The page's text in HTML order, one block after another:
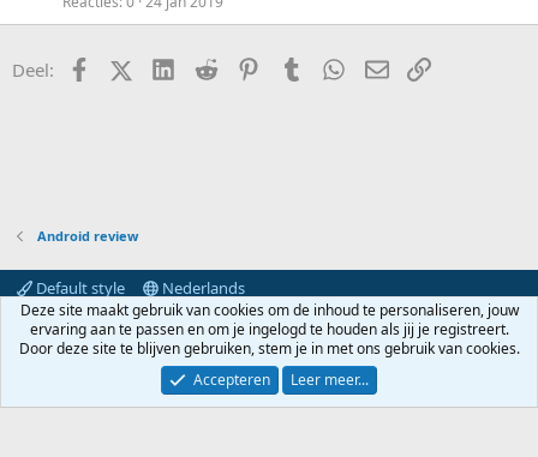
l
Deel: FacebookX (Twitter)LinkedIn
Reddit PinterestTumblr WhatsApp
E-mailkoppeling
Android review
Default style
Nederlands
Contact
Voorwaarden en regels Privacybeleid
Help
Hoofdpagina
R
S
Community platform by XenForo® © 2010-2024 XenForo Ltd.
Deze site maakt gebruik van cookies om de inhoud te personaliseren, jouw
ervaring aan te passen en om je ingelogd te houden als jij je registreert.
Door deze site te blijven gebruiken, stem je in met ons gebruik van cookies.
Accepteren
Leer meer...